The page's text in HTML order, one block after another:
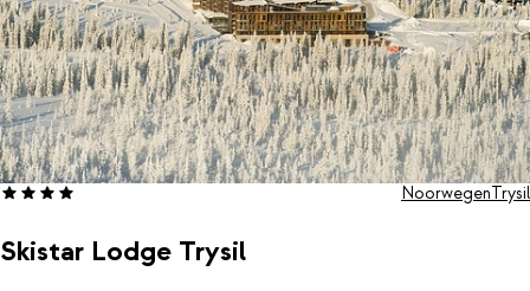
Skistar Lodge Trysil
NoorwegenTrysil